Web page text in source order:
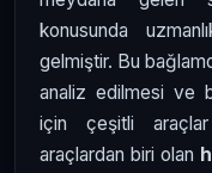
konusunda
gelmiştir. Bu
analiz edilmesi ve
için çeşitli
araçlardan biri olan